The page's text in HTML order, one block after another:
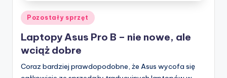
Posted
in
Pozostały sprzęt
Laptopy Asus Pro B – nie nowe, ale
wciąż dobre
Coraz bardziej prawdopodobne, że Asus wycofa się